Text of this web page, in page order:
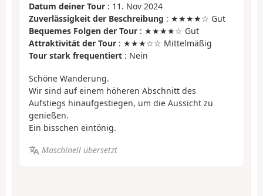
Datum deiner Tour : 11. Nov 2024
Zuverlässigkeit der Beschreibung : ★★★★☆ Gut
Bequemes Folgen der Tour : ★★★★☆ Gut
Attraktivität der Tour : ★★★☆☆ Mittelmäßig
Tour stark frequentiert : Nein
Schöne Wanderung.
Wir sind auf einem höheren Abschnitt des
Aufstiegs hinaufgestiegen, um die Aussicht zu
genießen.
Ein bisschen eintönig.
Maschinell übersetzt